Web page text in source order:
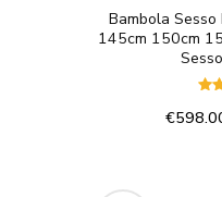
Bambola
145cm 150cm
€